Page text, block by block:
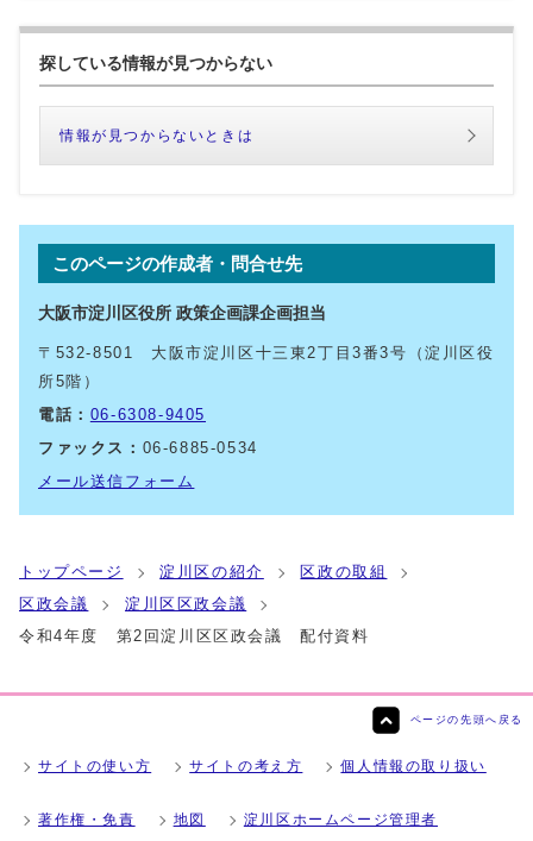
探している情報が見つからない
情報が見つからないときは
このページの作成者・問合せ先
大阪市淀川区役所 政策企画課企画担当
〒532-8501 大阪市淀川区十三東2丁目3番3号（淀川区役
所5階）
電話： 06-6308-9405
ファックス： 06-6885-0534
メール送信フォーム
トップページ 淀川区の紹介
区政の取組
区政会議
淀川区区政会議
令和4年度 第2回淀川区区政会議 配付資料
ページの先頭へ戻る
サイトの使い方 サイトの考え方 個人情報の取り扱い
著作権・免責 地図 淀川区ホームページ管理者